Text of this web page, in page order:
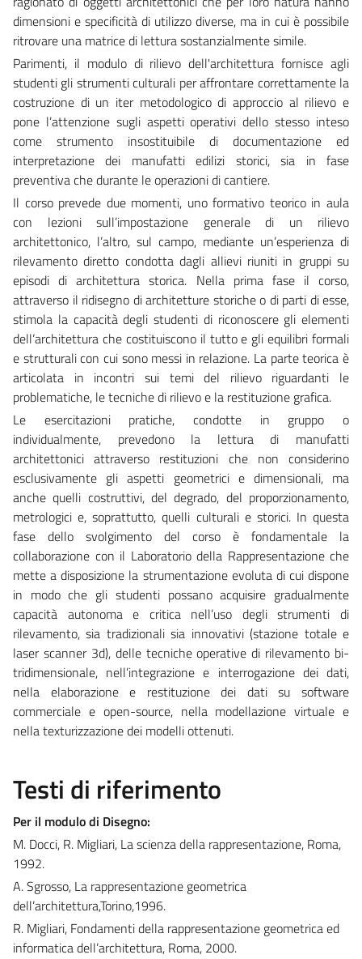
dimensioni e specificità di utilizzo diverse, ma in cui è possibile
ritrovare una matrice di lettura sostanzialmente simile.
Parimenti, il modulo di rilievo dell'architettura fornisce agli
studenti gli strumenti culturali per affrontare correttamente la
costruzione di un iter metodologico di approccio al rilievo e
pone l’attenzione sugli aspetti operativi dello stesso inteso
come strumento insostituibile di documentazione ed
interpretazione dei manufatti edilizi storici, sia in fase
preventiva che durante le operazioni di cantiere.
Il corso prevede due momenti, uno formativo teorico in aula
con lezioni sull’impostazione generale di un rilievo
architettonico, l’altro, sul campo, mediante un’esperienza di
rilevamento diretto condotta dagli allievi riuniti in gruppi su
episodi di architettura storica. Nella prima fase il corso,
attraverso il ridisegno di architetture storiche o di parti di esse,
stimola la capacità degli studenti di riconoscere gli elementi
dell’architettura che costituiscono il tutto e gli equilibri formali
e strutturali con cui sono messi in relazione. La parte teorica è
articolata in incontri sui temi del rilievo riguardanti le
problematiche, le tecniche di rilievo e la restituzione grafica.
Le esercitazioni pratiche, condotte in gruppo o
individualmente, prevedono la lettura di manufatti
architettonici attraverso restituzioni che non considerino
esclusivamente gli aspetti geometrici e dimensionali, ma
anche quelli costruttivi, del degrado, del proporzionamento,
metrologici e, soprattutto, quelli culturali e storici. In questa
fase dello svolgimento del corso è fondamentale la
collaborazione con il Laboratorio della Rappresentazione che
mette a disposizione la strumentazione evoluta di cui dispone
in modo che gli studenti possano acquisire gradualmente
capacità autonoma e critica nell’uso degli strumenti di
rilevamento, sia tradizionali sia innovativi (stazione totale e
laser scanner 3d), delle tecniche operative di rilevamento bi-
tridimensionale, nell’integrazione e interrogazione dei dati,
nella elaborazione e restituzione dei dati su software
commerciale e open-source, nella modellazione virtuale e
nella texturizzazione dei modelli ottenuti.
Testi di riferimento
Per il modulo di Disegno:
M. Docci, R. Migliari, La scienza della rappresentazione, Roma,
1992.
A. Sgrosso, La rappresentazione geometrica
dell’architettura,Torino,1996.
R. Migliari, Fondamenti della rappresentazione geometrica ed
informatica dell’architettura, Roma, 2000.